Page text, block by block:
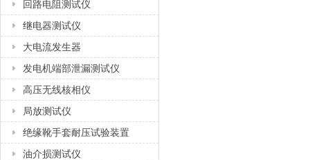
回路电阻测试仪
继电器测试仪
大电流发生器
发电机端部泄漏测试仪
高压无线核相仪
局放测试仪
绝缘靴手套耐压试验装置
油介损测试仪